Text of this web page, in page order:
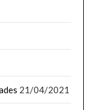
21/04/2021